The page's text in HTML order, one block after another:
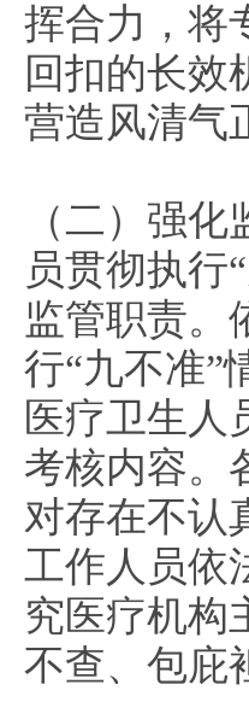
挥合力，将
回扣的长效
营造风清气
（二）强
员贯彻执行
监管职责。
行“九不准”
医疗卫生人
考核内容。
对存在不认
工作人员依
究医疗机构
不查、包庇